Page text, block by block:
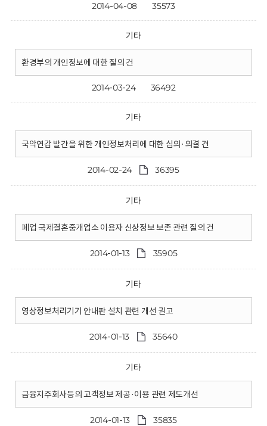
2014-04-08 35573
기타
환경부의 개인정보에 대한 질의 건
2014-03-24 36492
기타
국악연감 발간을 위한 개인정보처리에 대한 심의·의결 건
2014-02-24 36395
기타
폐업 국제결혼중개업소 이용자 신상정보 보존 관련 질의 건
2014-01-13 35905
기타
영상정보처리기기 안내판 설치 관련 개선 권고
2014-01-13 35640
기타
금융지주회사등의 고객정보 제공·이용 관련 제도개선
2014-01-13 35835